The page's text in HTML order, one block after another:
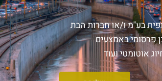
בע"מ ו/או חברות הבת
פרסומי באמצעים